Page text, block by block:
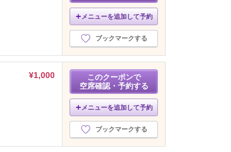
メニューを追加して予約
ブックマークする
¥1,000
このクーポンで
空席確認・予約する
メニューを追加して予約
ブックマークする